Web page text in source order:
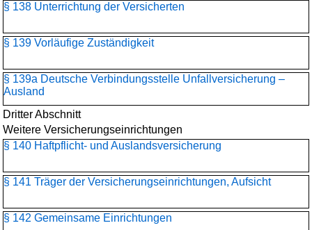
§ 138 Unterrichtung der Versicherten
§ 139 Vorläufige Zuständigkeit
§ 139a Deutsche Verbindungsstelle Unfallversicherung –
Ausland
Dritter Abschnitt
Weitere Versicherungseinrichtungen
§ 140 Haftpflicht- und Auslandsversicherung
§ 141 Träger der Versicherungseinrichtungen, Aufsicht
§ 142 Gemeinsame Einrichtungen